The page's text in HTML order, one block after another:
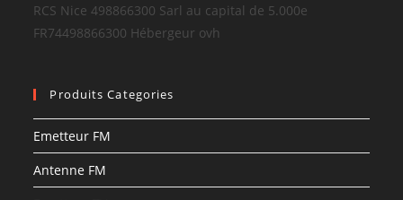
RCS Nice 498866300 Sarl au capital de 5.000e
FR74498866300 Hébergeur ovh
Produits Categories
Emetteur FM
Antenne FM